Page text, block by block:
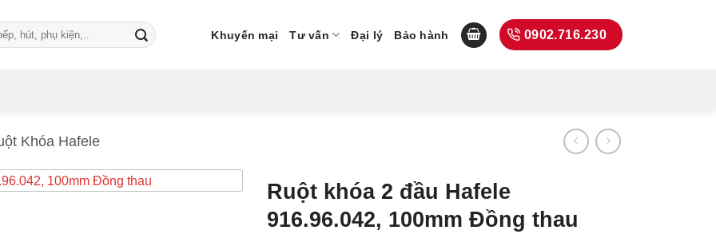
Khuyến mại Tư vấn Đại lý Bảo hành 0902.716.230
Khóa Hafele
Ruột khóa 2 đầu Hafele
916.96.042, 100mm Đồng thau